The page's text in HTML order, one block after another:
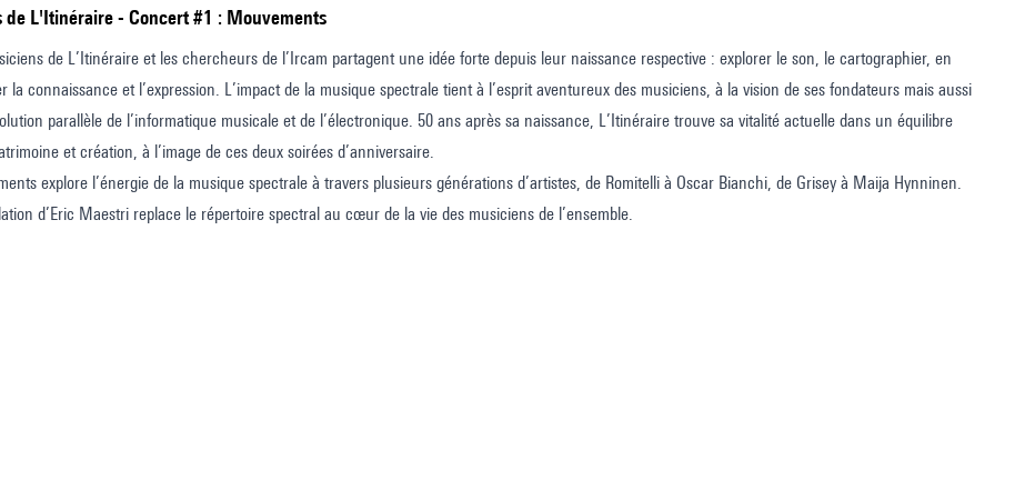
de L'Itinéraire - Concert #1 : Mouvements
de L’Itinéraire et les chercheurs de l’Ircam partagent une idée forte depuis leur naissance respective : explorer le son, le cartographier, en
la connaissance et l’expression. L’impact de la musique spectrale tient à l’esprit aventureux des musiciens, à la vision de ses fondateurs mais aussi
parallèle de l’informatique musicale et de l’électronique. 50 ans après sa naissance, L’Itinéraire trouve sa vitalité actuelle dans un équilibre
et création, à l’image de ces deux soirées d’anniversaire.
explore l’énergie de la musique spectrale à travers plusieurs générations d’artistes, de Romitelli à Oscar Bianchi, de Grisey à Maija Hynninen.
d’Eric Maestri replace le répertoire spectral au cœur de la vie des musiciens de l’ensemble.